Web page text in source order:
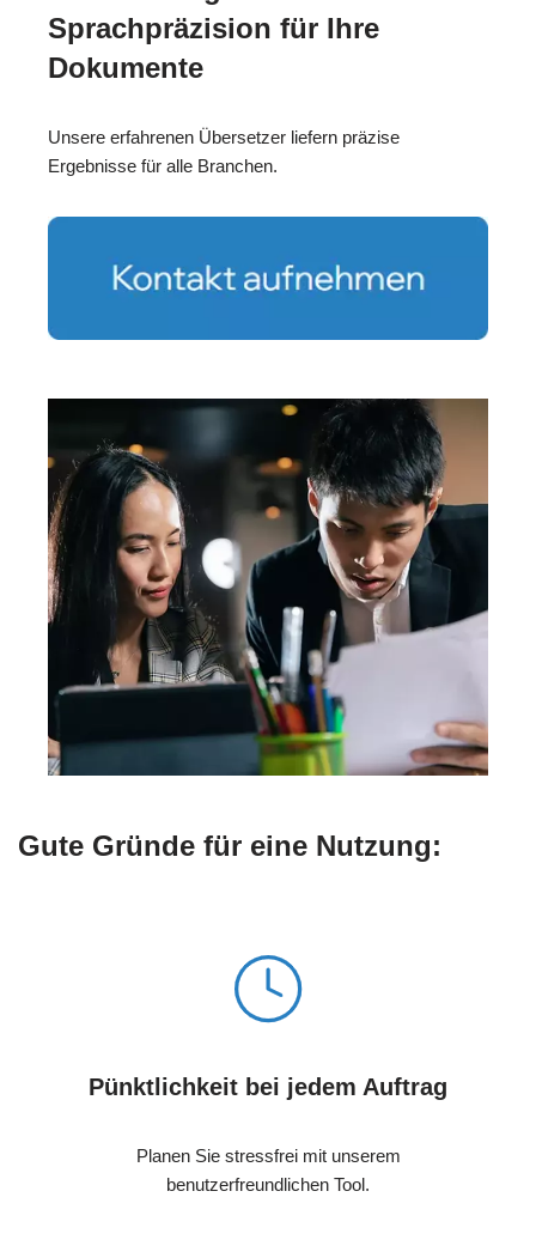
Sprachpräzision für Ihre
Dokumente
Unsere erfahrenen Übersetzer liefern präzise
Ergebnisse für alle Branchen.
Gute Gründe für eine Nutzung:
Pünktlichkeit bei jedem Auftrag
Planen Sie stressfrei mit unserem
benutzerfreundlichen Tool.